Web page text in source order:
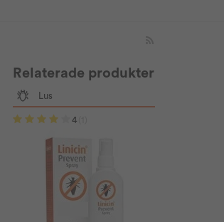
Relaterade produkter
Lus
4